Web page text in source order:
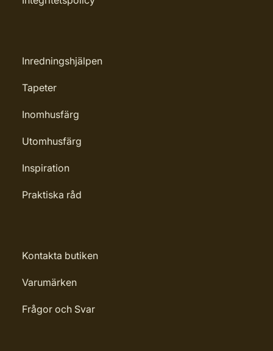
Inredningshjälpen
Tapeter
Inomhusfärg
Utomhusfärg
Inspiration
Praktiska råd
Kontakta butiken
Varumärken
Frågor och Svar